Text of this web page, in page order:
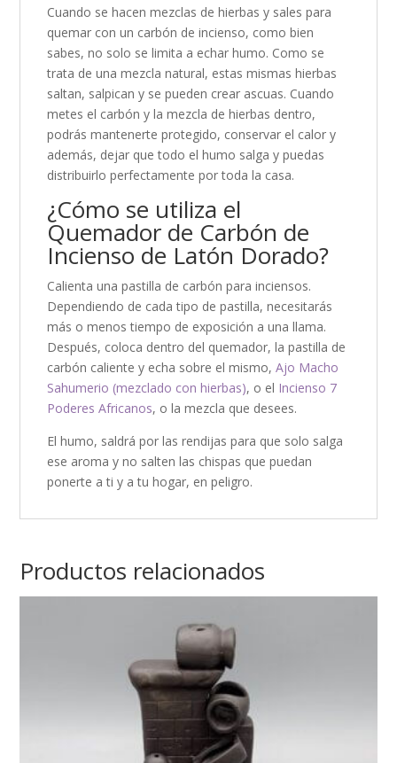
Cuando se hacen mezclas de hierbas y sales para
quemar con un carbón de incienso, como bien
sabes, no solo se limita a echar humo. Como se
trata de una mezcla natural, estas mismas hierbas
saltan, salpican y se pueden crear ascuas. Cuando
metes el carbón y la mezcla de hierbas dentro,
podrás mantenerte protegido, conservar el calor y
además, dejar que todo el humo salga y puedas
distribuirlo perfectamente por toda la casa.
¿Cómo se utiliza el
Quemador de Carbón de
Incienso de Latón Dorado?
Calienta una pastilla de carbón para inciensos.
Dependiendo de cada tipo de pastilla, necesitarás
más o menos tiempo de exposición a una llama.
Después, coloca dentro del quemador, la pastilla de
carbón caliente y echa sobre el mismo,Ajo Macho
Sahumerio (mezclado con hierbas), o el Incienso 7
Poderes Africanos, o la mezcla que desees.
El humo, saldrá por las rendijas para que solo salga
ese aroma y no salten las chispas que puedan
ponerte a ti y a tu hogar, en peligro.
Productos relacionados